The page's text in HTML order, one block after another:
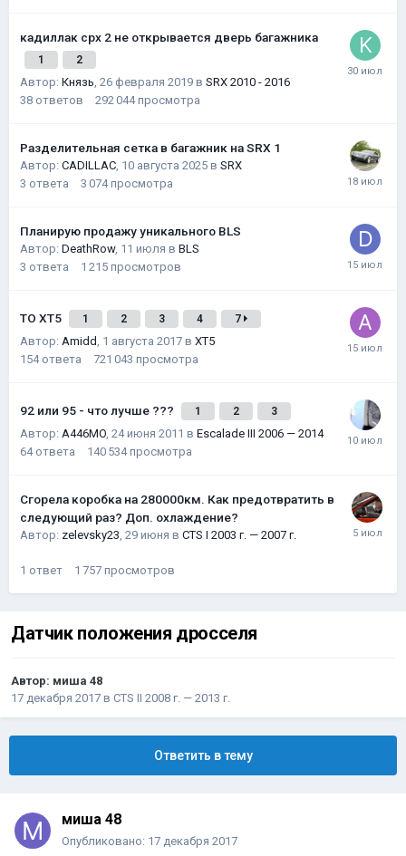
кадиллак срх 2 не открывается дверь багажника
1 2
Автор: Князь, 26 февраля 2019 в SRX 2010 - 2016
38 ответов 292 044 просмотра
Разделительная сетка в багажник на SRX 1
Автор: CADILLAC, 10 августа 2025 в SRX
3 ответа 3 074 просмотра
Планирую продажу уникального BLS
Автор: DeathRow, 11 июля в BLS
3 ответа 1 215 просмотров
ТО XT5 1 2 3 4 7
Автор: Amidd, 1 августа 2017 в XT5
154 ответа 721 043 просмотра
92 или 95 - что лучше ??? 1 2 3
Автор: A446MO, 24 июня 2011 в Escalade III 2006 — 2014
64 ответа 140 534 просмотра
Сгорела коробка на 280000км. Как предотвратить в
следующий раз? Доп. охлаждение?
Автор: zelevsky23, 29 июня в CTS I 2003 г. — 2007 г.
1 ответ 1 757 просмотров
Датчик положения дросселя
Автор: миша 48
17 декабря 2017 в CTS II 2008 г. — 2013 г.
Ответить в тему
миша 48
Опубликовано: 17 декабря 2017